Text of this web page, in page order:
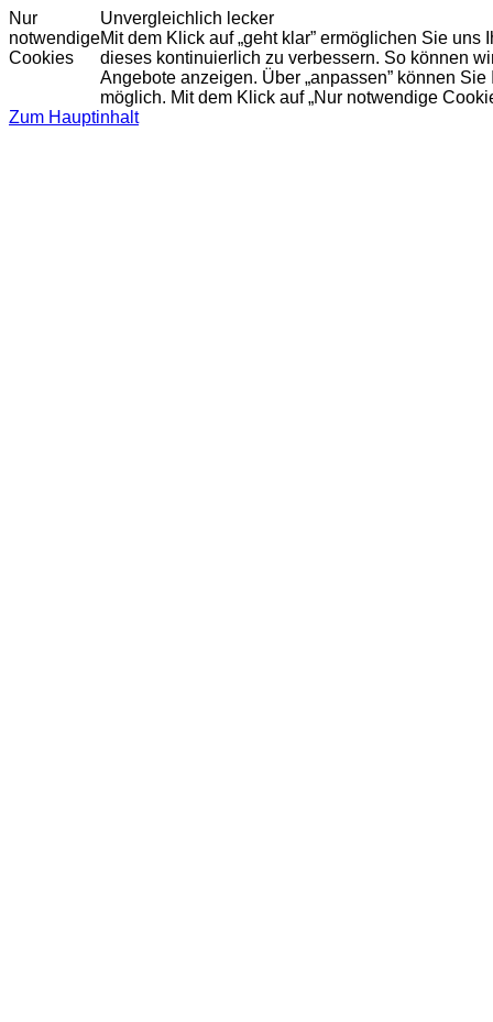
Nur
notwendige
Cookies
Unvergleichlich lecker
Mit dem Klick auf „geht klar” ermöglichen Sie
dieses kontinuierlich zu verbessern. So können
Angebote anzeigen. Über „anpassen” können
möglich. Mit dem Klick auf „Nur notwendige
Zum Hauptinhalt